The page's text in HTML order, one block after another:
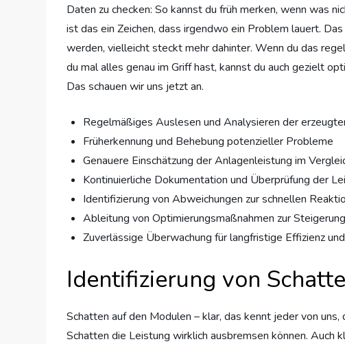
Daten zu checken: So kannst du früh merken, wenn was
ist das ein Zeichen, dass irgendwo ein Problem lauert.
werden, vielleicht steckt mehr dahinter. Wenn du das
du mal alles genau im Griff hast, kannst du auch gezielt
Das schauen wir uns jetzt an.
Regelmäßiges Auslesen und Analysieren der
Früherkennung und Behebung potenzieller Probleme
Genauere Einschätzung der Anlagenleistung im
Kontinuierliche Dokumentation und Überprüfung der
Identifizierung von Abweichungen zur schnellen
Ableitung von Optimierungsmaßnahmen zur
Zuverlässige Überwachung für langfristige Effizienz
Identifizierung von
Schatten auf den Modulen – klar, das kennt jeder von
Schatten die Leistung wirklich ausbremsen können. Auch